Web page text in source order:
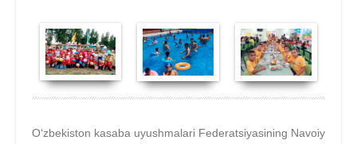
O‘zbekiston kasaba uyushmalari Federatsiyasining Navoiy